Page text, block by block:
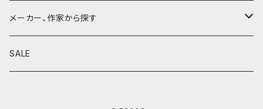
鉛筆
鉛筆補助軸
メーカー、作家から探す
590&Co.
SALE